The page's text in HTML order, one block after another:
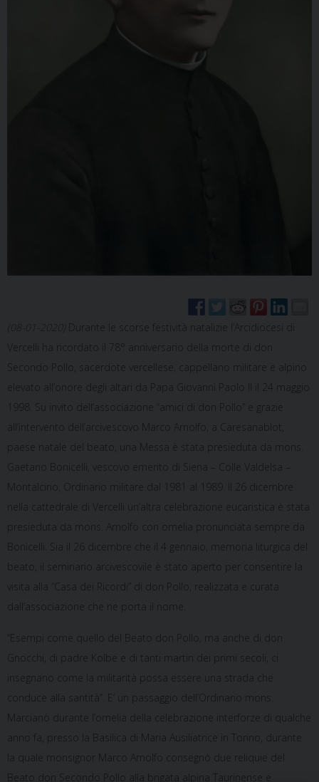
(08-01-2020)
Durante le scorse festività natalizie l’Arcidiocesi di
Vercelli ha ricordato il 78° anniversario della morte di don
Secondo Pollo, sacerdote vercellese, cappellano militare e alpino
elevato all’onore degli altari da Papa Giovanni Paolo II il 24 maggio
1998. Su invito dell’associazione “amici di don Pollo” e grazie
all’intervento dell’arcivescovo Marco Arnolfo, a Caresanablot,
paese natale del beato, una Messa è stata presieduta da mons.
Gaetano Bonicelli, vescovo emerito di Siena – Colle Valdelsa –
Montalcino, Ordinario militare dal 1981 al 1989. Il 26 dicembre
nella cattedrale di Vercelli un’altra celebrazione eucaristica è stata
presieduta da mons. Arnolfo con omelia pronunciata sempre da
Bonicelli. Sia il 26 dicembre che il 4 gennaio, memoria liturgica del
beato, il seminario arcivescovile è stato aperto per consentire la
visita alla “Casa dei Ricordi” di don Pollo, realizzata e curata
dall’associazione che ne porta il nome.
“Esempi come quello del Beato don Pollo, ma anche di don
Gnocchi, di padre Kolbe e di tanti martiri dei primi secoli, ci
insegnano come la militarità possa essere una strada che
conduce alla santità”. E’ un passaggio dell’Ordinario mons.
Marcianò durante l’omelia della celebrazione interforze di qualche
anno fa, presso la Basilica di Maria Ausiliatrice in Torino, durante
la quale monsignor Marco Arnolfo consegnò due reliquie del
Beato don Secondo Pollo alla brigata alpina Taurinense e